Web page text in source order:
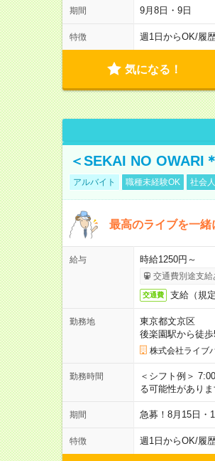
期間 9月8日・9日
特徴 週1日からOK/履
気になる！
＜SEKAI NO OWARI
アルバイト 職種未経験OK 社会
最高のライブを一
給与 時給1250円～
交通費別途支給
交通費 支給（規定
勤務地
東京都文京区
後楽園駅から徒歩
株式会社ライブ
勤務時間
＜シフト例＞
る可能性がありま
期間 急募！8月15日・
特徴 週1日からOK/履